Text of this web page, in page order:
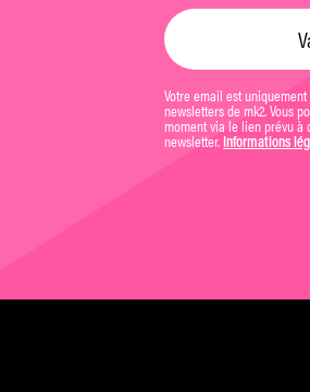
Votre email est
newsletters de mk2. Vous
moment via le lien prévu à
newsletter. Informations